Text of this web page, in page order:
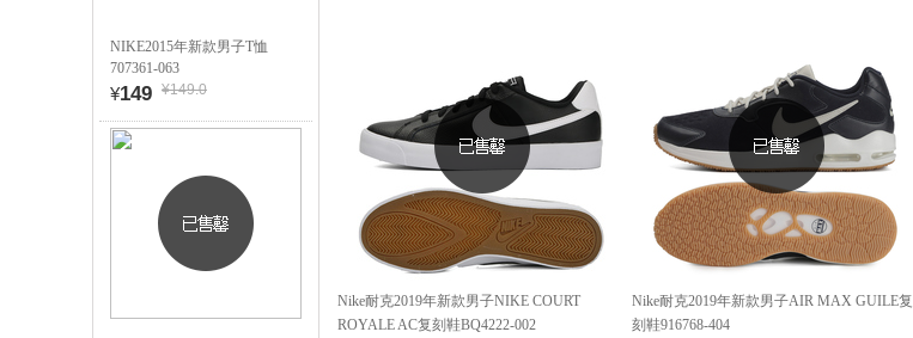
NIKE2015年新款男子T恤
707361-063
¥149 ¥149.0
Nike耐克2019年新款男子NIKE COURT
ROYALE AC复刻鞋BQ4222-002
Nike耐克2019年新款男子AIR MAX GUILE复
刻鞋916768-404